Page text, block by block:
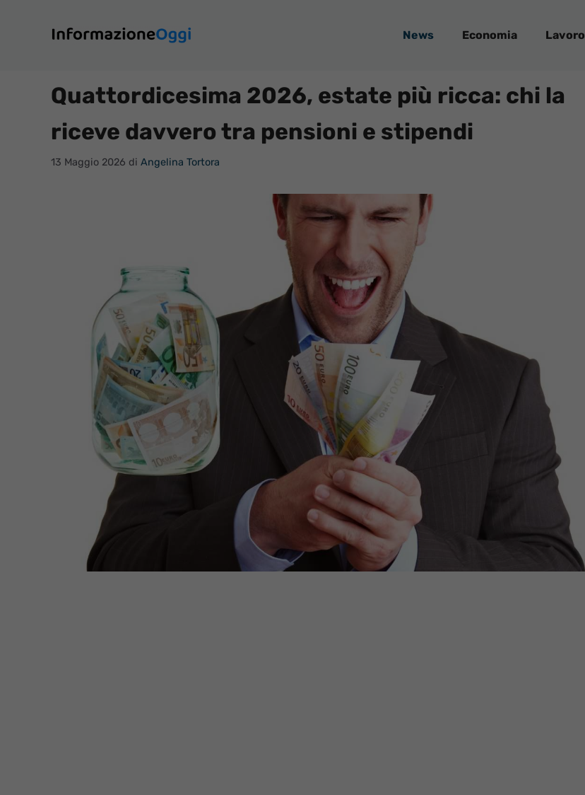
contenuto
News Economia Lavoro
Quattordicesima 2026, estate più ricca: chi la
riceve davvero tra pensioni e stipendi
13 Maggio 2026 di Angelina Tortora